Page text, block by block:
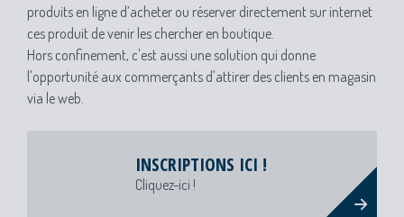
produits en ligne d’acheter ou réserver directement sur internet
ces produit de venir les chercher en boutique.
Hors confinement, c'est aussi une solution qui donne
l'opportunité aux commerçants d'attirer des clients en magasin
via le web.
INSCRIPTIONS ICI !
Cliquez-ici !